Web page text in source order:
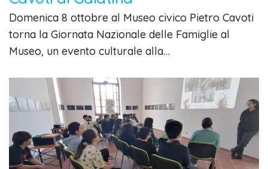
Domenica 8 ottobre al Museo civico Pietro Cavoti
torna la Giornata Nazionale delle Famiglie al
Museo, un evento culturale alla…